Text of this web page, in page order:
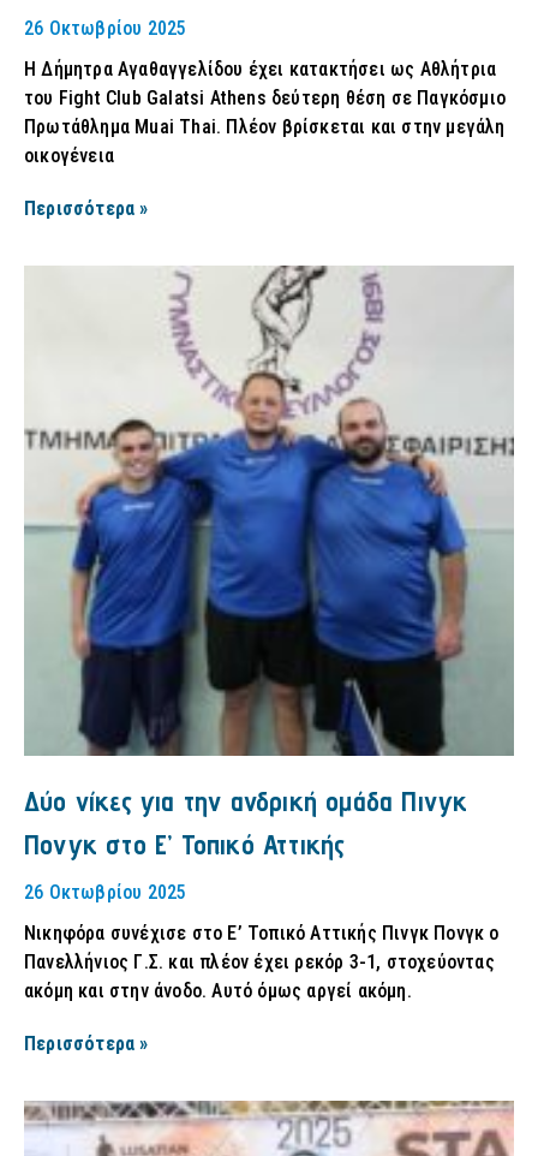
26 Οκτωβρίου 2025
Η Δήμητρα Αγαθαγγελίδου έχει κατακτήσει ως Αθλήτρια
του Fight Club Galatsi Athens δεύτερη θέση σε Παγκόσμιο
Πρωτάθλημα Muai Thai. Πλέον βρίσκεται και στην μεγάλη
οικογένεια
Περισσότερα »
Δύο νίκες για την ανδρική ομάδα Πινγκ
Πονγκ στο Ε’ Τοπικό Αττικής
26 Οκτωβρίου 2025
Νικηφόρα συνέχισε στο Ε’ Τοπικό Αττικής Πινγκ Πονγκ ο
Πανελλήνιος Γ.Σ. και πλέον έχει ρεκόρ 3-1, στοχεύοντας
ακόμη και στην άνοδο. Αυτό όμως αργεί ακόμη.
Περισσότερα »